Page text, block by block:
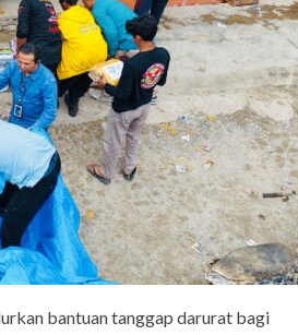
bantuan tanggap darurat bagi